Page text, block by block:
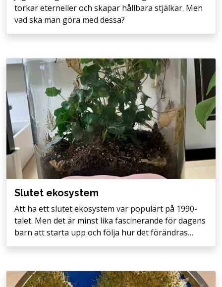
torkar eterneller och skapar hållbara stjälkar. Men
vad ska man göra med dessa?
Slutet ekosystem
Att ha ett slutet ekosystem var populärt på 1990-
talet. Men det är minst lika fascinerande för dagens
barn att starta upp och följa hur det förändras…